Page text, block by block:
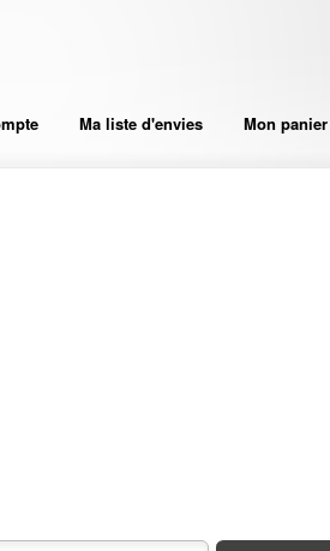
Ma liste d'envies Mon panier